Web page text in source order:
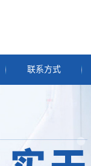
联系方式